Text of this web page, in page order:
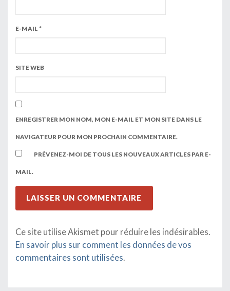
E-MAIL *
SITE WEB
ENREGISTRER MON NOM, MON E-MAIL ET MON SITE DANS LE
NAVIGATEUR POUR MON PROCHAIN COMMENTAIRE.
PRÉVENEZ-MOI DE TOUS LES NOUVEAUX ARTICLES PAR E-
MAIL.
Ce site utilise Akismet pour réduire les indésirables.
En savoir plus sur comment les données de vos
commentaires sont utilisées.